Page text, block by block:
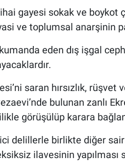
gayesi sokak ve boykot
ve toplumsal anarşinin
eden dış işgal
saran hırsızlık, rüşvet
bulunan zanlı
görüşülüp karara
delillerle birlikte diğer
ilavesinin